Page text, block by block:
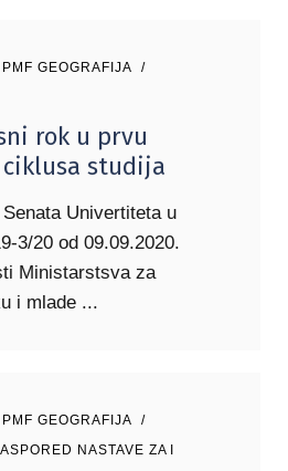
PMF GEOGRAFIJA
rok u prvu
studija
Univertiteta u
3/20 od 09.09.2020.
Ministarstsva za
i mlade
PMF GEOGRAFIJA
NASTAVE ZA I